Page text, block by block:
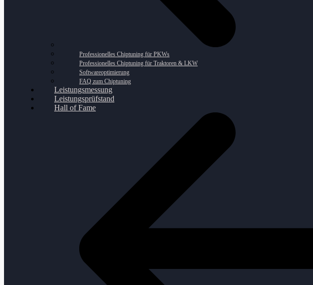
Professionelles Chiptuning für PKWs
Professionelles Chiptuning für Traktoren & LKW
Softwareoptimierung
FAQ zum Chiptuning
Leistungsmessung
Leistungsprüfstand
Hall of Fame